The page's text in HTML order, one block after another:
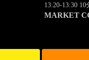
13:20-13:30 10
MARKET